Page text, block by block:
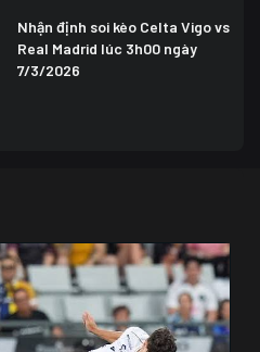
Nhận định soi kèo Celta Vigo vs
Real Madrid lúc 3h00 ngày
7/3/2026